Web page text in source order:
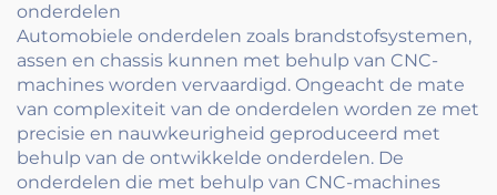
onderdelen
Automobiele onderdelen zoals brandstofsystemen,
assen en chassis kunnen met behulp van CNC-
machines worden vervaardigd. Ongeacht de mate
van complexiteit van de onderdelen worden ze met
precisie en nauwkeurigheid geproduceerd met
behulp van de ontwikkelde onderdelen. De
onderdelen die met behulp van CNC-machines